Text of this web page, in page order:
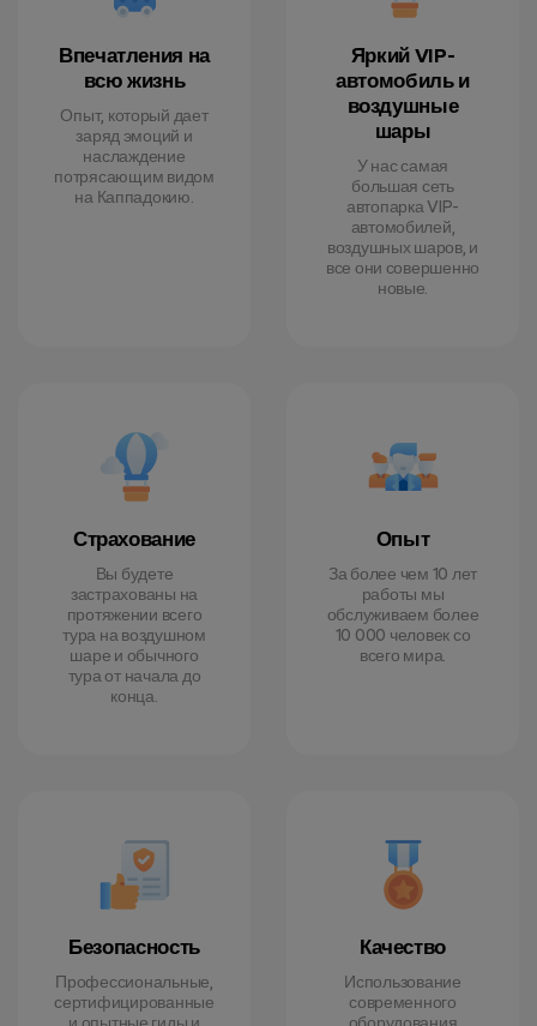
Впечатления на
всю жизнь
Опыт, который дает
заряд эмоций и
наслаждение
потрясающим видом
на Каппадокию.
Яркий VIP-
автомобиль и
воздушные
шары
У нас самая
большая сеть
автопарка VIP-
автомобилей,
воздушных шаров, и
все они совершенно
новые.
Страхование
Вы будете
застрахованы на
протяжении всего
тура на воздушном
шаре и обычного
тура от начала до
конца.
Опыт
За более чем 10 лет
работы мы
обслуживаем более
10 000 человек со
всего мира.
Безопасность
Профессиональные,
сертифицированные
Качество
Использование
современного